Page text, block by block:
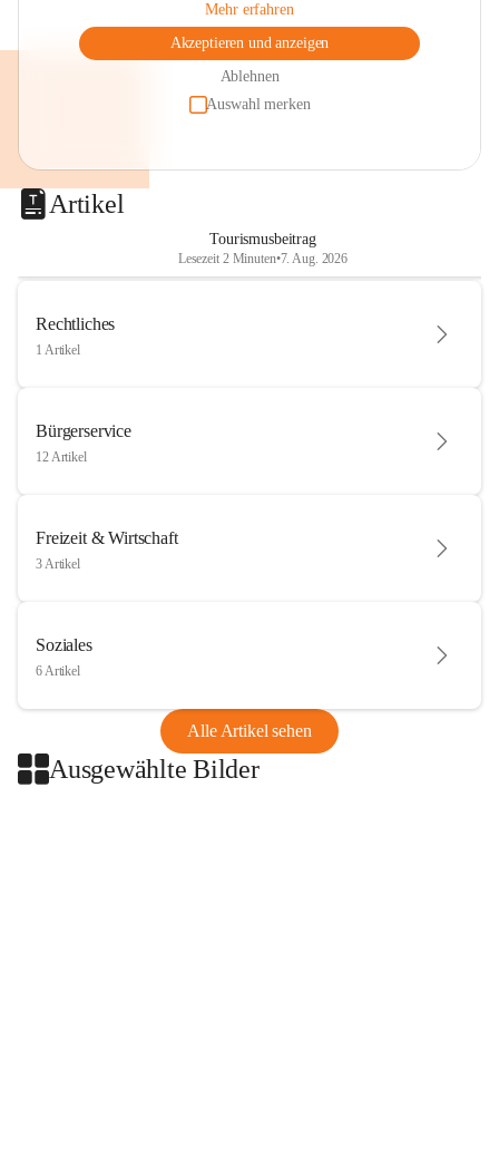
Mehr erfahren
Akzeptieren und anzeigen
Ablehnen
Auswahl merken
Artikel
Tourismusbeitrag
Lesezeit 2 Minuten•7. Aug. 2026
Rechtliches
1 Artikel
Bürgerservice
12 Artikel
Freizeit & Wirtschaft
3 Artikel
Soziales
6 Artikel
Alle Artikel sehen
Ausgewählte Bilder